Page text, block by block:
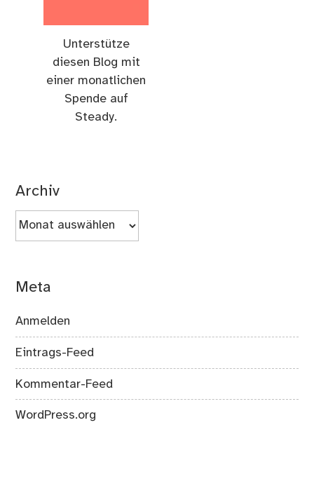
Unterstütze
diesen Blog mit
einer monatlichen
Spende auf
Steady.
Archiv
Archiv
Meta
Anmelden
Eintrags-Feed
Kommentar-Feed
WordPress.org